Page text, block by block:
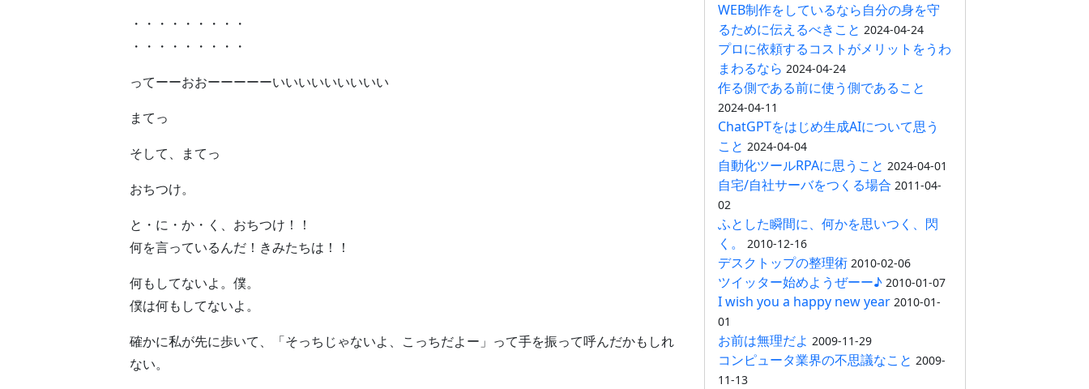
・・・・・・・・・
・・・・・・・・・
ってーーおおーーーーーいいいいいいいいい
まてっ
そして、まてっ
おちつけ。
と・に・か・く、おちつけ！！
何を言っているんだ！きみたちは！！
何もしてないよ。僕。
僕は何もしてないよ。
確かに私が先に歩いて、「そっちじゃないよ、こっちだよー」って手を振って呼んだかもしれ
ない。
WEB制作をしているなら自分の身を守
るために伝えるべきこと 2024-04-24
プロに依頼するコストがメリットをうわ
まわるなら 2024-04-24
作る側である前に使う側であること
2024-04-11
ChatGPTをはじめ生成AIについて思う
こと 2024-04-04
自動化ツールRPAに思うこと 2024-04-01
自宅/自社サーバをつくる場合 2011-04-
02
ふとした瞬間に、何かを思いつく、閃
く。
2010-12-16
デスクトップの整理術 2010-02-06
ツイッター始めようぜーー♪ 2010-01-07
I wish you a happy new year 2010-01-
01
お前は無理だよ 2009-11-29
コンピュータ業界の不思議なこと 2009-
11-13